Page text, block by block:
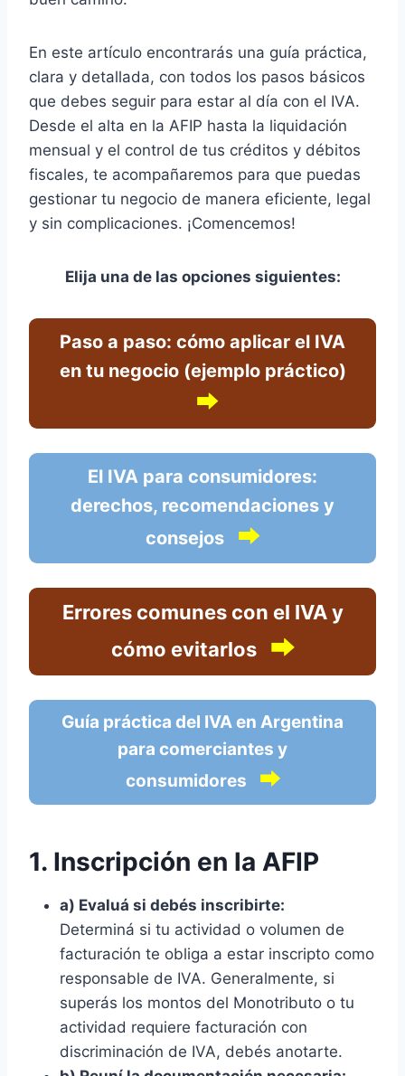
En este artículo encontrarás una guía práctica,
clara y detallada, con todos los pasos básicos
que debes seguir para estar al día con el IVA.
Desde el alta en la AFIP hasta la liquidación
mensual y el control de tus créditos y débitos
fiscales, te acompañaremos para que puedas
gestionar tu negocio de manera eficiente, legal
y sin complicaciones. ¡Comencemos!
Elija una de las opciones siguientes:
Paso a paso: cómo aplicar el IVA
en tu negocio (ejemplo práctico)
⮕
El IVA para consumidores:
derechos, recomendaciones y
consejos
⮕
Errores comunes con el IVA y
cómo evitarlos
⮕
Guía práctica del IVA en Argentina
para comerciantes y
consumidores
⮕
1. Inscripción en la AFIP
a) Evaluá si debés inscribirte:
Determiná si tu actividad o volumen de
facturación te obliga a estar inscripto como
responsable de IVA. Generalmente, si
superás los montos del Monotributo o tu
actividad requiere facturación con
discriminación de IVA, debés anotarte.